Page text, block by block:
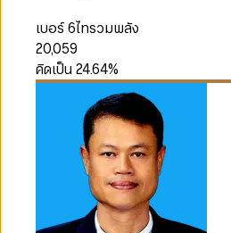
เบอร์ 6ไทรวมพลัง
20,059
คิดเป็น24.64%